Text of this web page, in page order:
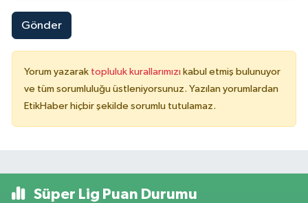
Gönder
Yorum yazarak topluluk kurallarımızı kabul etmiş bulunuyor
ve tüm sorumluluğu üstleniyorsunuz. Yazılan yorumlardan
EtikHaber hiçbir şekilde sorumlu tutulamaz.
Süper Lig Puan Durumu